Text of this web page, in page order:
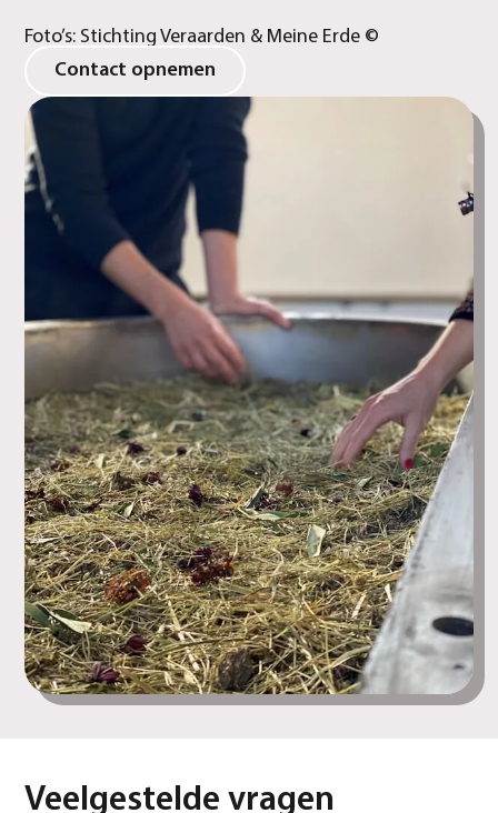
Foto’s: Stichting Veraarden & Meine Erde ©
Contact opnemen
Veelgestelde vragen